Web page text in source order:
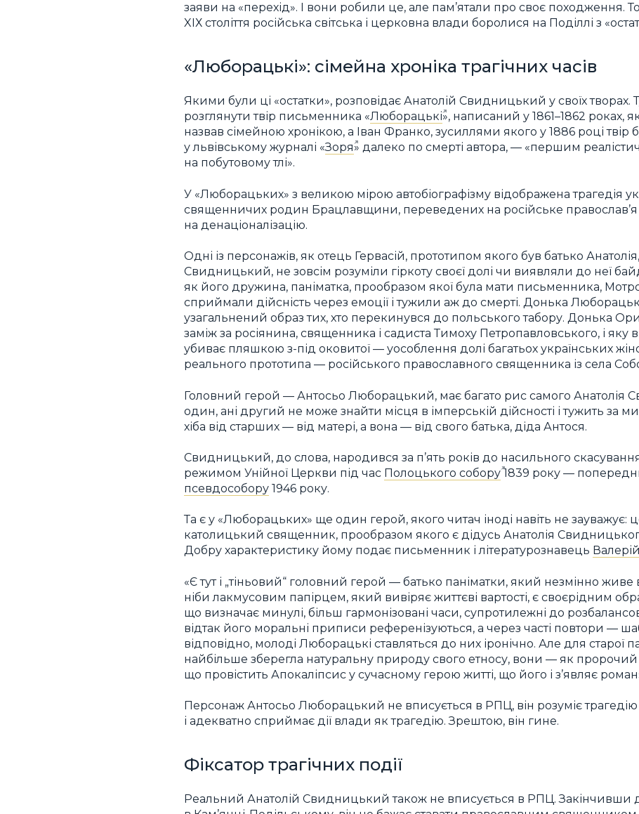
заяви на «перехід». І вони робили це, але пам’ятали про своє походження.
XІХ століття російська світська і церковна влади боролися на Поділлі з
«Люборацькі»: сімейна хроніка трагічних часів
Якими були ці «остатки», розповідає Анатолій Свидницький у своїх творах.
розглянути твір письменника «Люборацькі», написаний у 1861–1862 роках,
назвав сімейною хронікою, а Іван Франко, зусиллями якого у 1886 році твір
у львівському журналі «Зоря» далеко по смерті автора, — «першим
на побутовому тлі».
У «Люборацьких» з великою мірою автобіографізму відображена трагедія
священничих родин Брацлавщини, переведених на російське
на денаціоналізацію.
Одні із персонажів, як отець Гервасій, прототипом якого був батько
Свидницький, не зовсім розуміли гіркоту своєї долі чи виявляли до неї
як його дружина, паніматка, прообразом якої була мати письменника,
сприймали дійсність через емоції і тужили аж до смерті. Донька
узагальнений образ тих, хто перекинувся до польського табору. Донька
заміж за росіянина, священника і садиста Тимоху Петропавловського, і яку
убиває пляшкою з-під оковитої — уособлення долі багатьох українських
реального прототипа — російського православного священника із села
Головний герой — Антосьо Люборацький, має багато рис самого Анатолія
один, ані другий не може знайти місця в імперській дійсності і тужить за
хіба від старших — від матері, а вона — від свого батька, діда Антося.
Свидницький, до слова, народився за п’ять років до насильного
режимом Унійної Церкви під час Полоцького собору1839 року —
псевдособору 1946 року.
Та є у «Люборацьких» ще один герой, якого читач іноді навіть не зауважує:
католицький священник, прообразом якого є дідусь Анатолія
Добру характеристику йому подає письменник і літературознавець
«Є тут і „тіньовий“ головний герой — батько паніматки, який незмінно живе
ніби лакмусовим папірцем, який вивіряє життєві вартості, є своєрідним
що визначає минулі, більш гармонізовані часи, супротилежні до
відтак його моральні приписи референізуються, а через часті повтори —
відповідно, молоді Люборацькі ставляться до них іронічно. Але для старої
найбільше зберегла натуральну природу свого етносу, вони — як пророчий
що провістить Апокаліпсис у сучасному герою житті, що його і з’являє
Персонаж Антосьо Люборацький не вписується в РПЦ, він розуміє
і адекватно сприймає дії влади як трагедію. Зрештою, він гине.
Фіксатор трагічних події
Реальний Анатолій Свидницький також не вписується в РПЦ. Закінчивши